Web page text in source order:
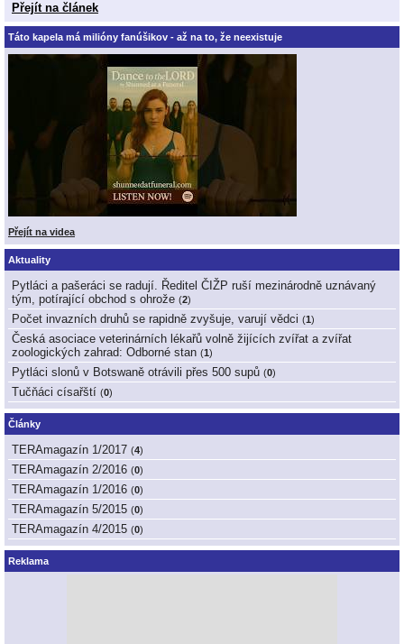
Přejít na článek
Táto kapela má milióny fanúšikov - až na to, že neexistuje
Přejít na videa
Aktuality
Pytláci a pašeráci se radují. Ředitel ČIŽP ruší mezinárodně uznávaný
tým, potírající obchod s ohrože (2)
Počet invazních druhů se rapidně zvyšuje, varují vědci (1 )
Česká asociace veterinárních lékařů volně žijících zvířat a zvířat
zoologických zahrad: Odborné stan (1 )
Pytláci slonů v Botswaně otrávili přes 500 supů (0)
Tučňáci císařští (0)
Články
TERAmagazín 1/2017 (4)
TERAmagazín 2/2016 (0)
TERAmagazín 1/2016 (0)
TERAmagazín 5/2015 (0)
TERAmagazín 4/2015 (0)
Reklama